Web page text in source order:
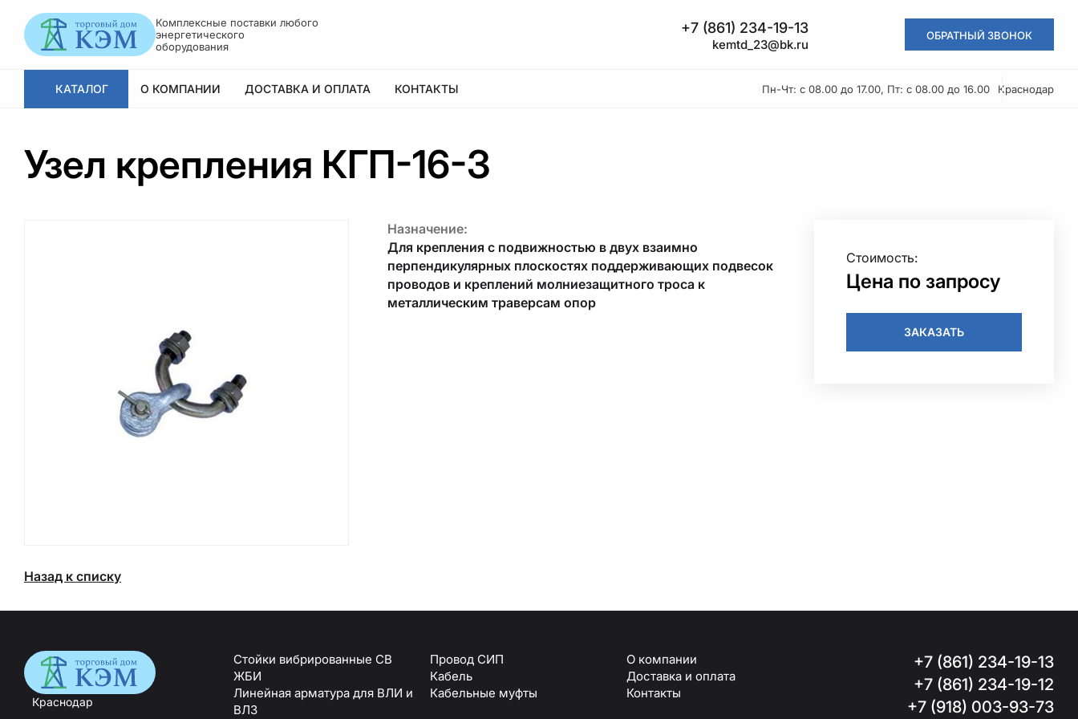
Комплексные поставки любого
энергетического
оборудования
+7 (861) 234-19-13
kemtd_23@bk.ru
ОБРАТНЫЙ ЗВОНОК
КАТАЛОГ О КОМПАНИИ ДОСТАВКА И ОПЛАТА КОНТАКТЫ Пн-Чт: с 08.00 до 17.00, Пт: с 08.00 до 16.00 Краснодар
Узел крепления КГП-16-3
Назад к списку
Назначение:
Для крепления с подвижностью в двух взаимно
перпендикулярных плоскостях поддерживающих подвесок
проводов и креплений молниезащитного троса к
металлическим траверсам опор
Стоимость:
Цена по запросу
ЗАКАЗАТЬ
Краснодар
Стойки вибрированные СВ
ЖБИ
Линейная арматура для ВЛИ и
ВЛЗ
Провод СИП
Кабель
Кабельные муфты
О компании
Доставка и оплата
Контакты
+7 (861) 234-19-13
+7 (861) 234-19-12
+7 (918) 003-93-73